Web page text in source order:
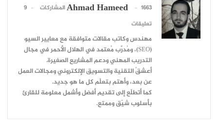
Ahmad Hameed 1663 المشاركات
9
تعليقات
مهندس وكاتب مقالات متوافقة مع معايير السيو
(SEO)، ومُدرِّب مُعتمد في الهلال الأحمر في مجال
التدريب المهني ودعم المشاريع الصغيرة.
أعشقُ التقنية والتسويق الإلكتروني ومجالات العمل
عن بعد، وأهتم بتعلّم كل ما هو جديد.
كما أتطلّع إلى تقديم أفضل وأشمل معلومة للقارئ
بأسلوب شيّق وممتع.